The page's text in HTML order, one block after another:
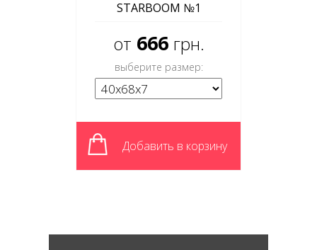
STARBOOM №1
от 666 грн.
выберите размер:
Добавить в корзину